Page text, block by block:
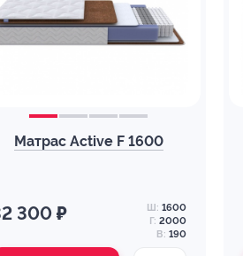
Матрас Active F 1600
300 ₽ Ш: 1600
Г: 2000
В: 190